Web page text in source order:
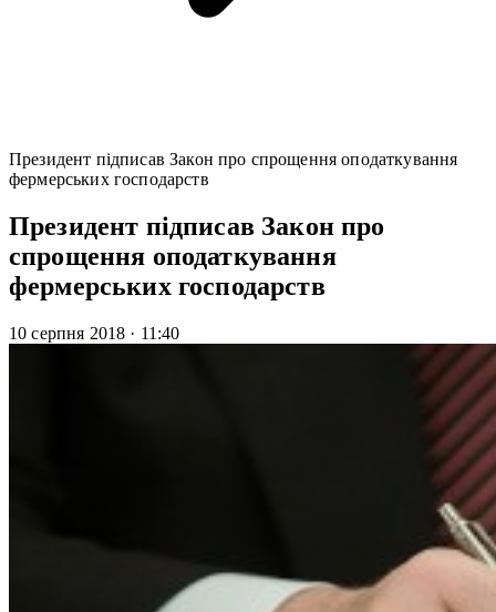
Президент підписав Закон про спрощення оподаткування
фермерських господарств
Президент підписав Закон про
спрощення оподаткування
фермерських господарств
10 серпня 2018 · 11:40